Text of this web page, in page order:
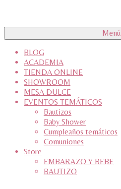
Menú
BLOG
ACADEMIA
TIENDA ONLINE
SHOWROOM
MESA DULCE
EVENTOS TEMÁTICOS
Bautizos
Baby Shower
Cumpleaños temáticos
Comuniones
Store
EMBARAZO Y BEBE
BAUTIZO